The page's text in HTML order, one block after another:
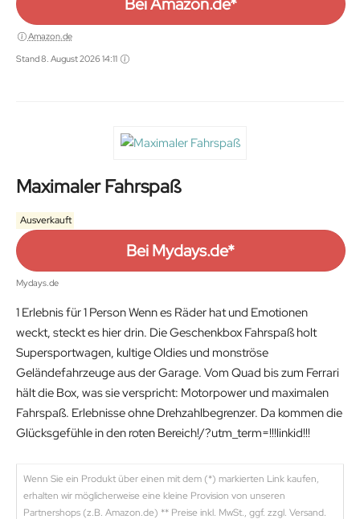
Bei Amazon.de*
Amazon.de
Stand 8. August 2026 14:11
Maximaler Fahrspaß
Ausverkauft
Bei Mydays.de*
Mydays.de
1 Erlebnis für 1 Person Wenn es Räder hat und Emotionen
weckt, steckt es hier drin. Die Geschenkbox Fahrspaß holt
Supersportwagen, kultige Oldies und monströse
Geländefahrzeuge aus der Garage. Vom Quad bis zum Ferrari
hält die Box, was sie verspricht: Motorpower und maximalen
Fahrspaß. Erlebnisse ohne Drehzahlbegrenzer. Da kommen die
Glücksgefühle in den roten Bereich!/?utm_term=!!!linkid!!!
Wenn Sie ein Produkt über einen mit dem (*) markierten Link kaufen,
erhalten wir möglicherweise eine kleine Provision von unseren
Partnershops (z.B. Amazon.de) ** Preise inkl. MwSt., ggf. zzgl. Versand.